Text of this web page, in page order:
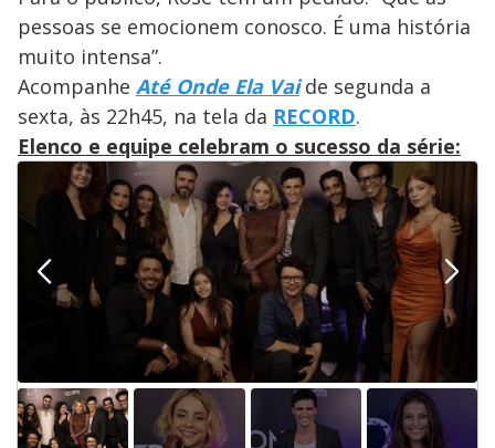
pessoas se emocionem conosco. É uma história
muito intensa”.
Acompanhe Até Onde Ela Vai de segunda a
sexta, às 22h45, na tela da RECORD.
Elenco e equipe celebram o sucesso da série: